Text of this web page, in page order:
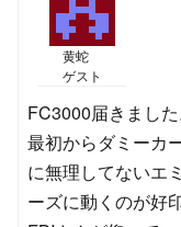
黄蛇
ゲスト
FC3000届きまし
最初からダミーカ
に無理してないエ
ーズに動くのが好印